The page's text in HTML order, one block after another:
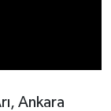
Ankara